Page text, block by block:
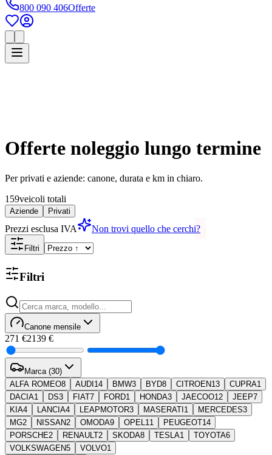
800 090 406Offerte
Offerte noleggio lungo termine
Per privati e aziende: canone, durata e km in chiaro.
159veicoli totali
Aziende Privati
Prezzi esclusa IVA Non trovi quello che cerchi?
Filtri
Filtri
Canone mensile
271 €2139 €
Marca (30)
ALFA ROMEO8 AUDI 14 BMW3 BYD8 CITROEN13 CUPRA1
DACIA1 DS3 FIAT7 FORD1 HONDA3 JAECOO12 JEEP7
KIA4 LANCIA4 LEAPMOTOR3 MASERATI 1 MERCEDES3
MG2 NISSAN2 OMODA9 OPEL11 PEUGEOT14
PORSCHE2 RENAULT2 SKODA8 TESLA1 TOYOTA6
VOLKSWAGEN5 VOLVO1